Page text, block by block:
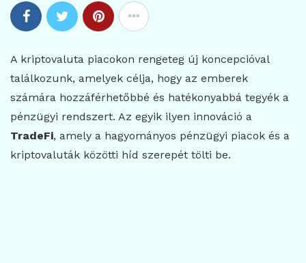
A kriptovaluta piacokon rengeteg új koncepcióval
találkozunk, amelyek célja, hogy az emberek
számára hozzáférhetőbbé és hatékonyabbá tegyék a
pénzügyi rendszert. Az egyik ilyen innováció a
TradeFi, amely a hagyományos pénzügyi piacok és a
kriptovaluták közötti híd szerepét tölti be.